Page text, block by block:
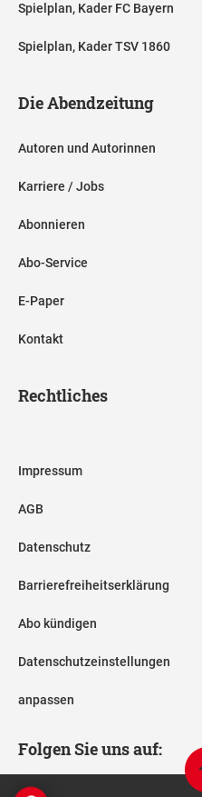
Spielplan, Kader FC Bayern
Spielplan, Kader TSV 1860
Die Abendzeitung
Autoren und Autorinnen
Karriere / Jobs
Abonnieren
Abo-Service
E-Paper
Kontakt
Rechtliches
Impressum
AGB
Datenschutz
Barrierefreiheitserklärung
Abo kündigen
Datenschutzeinstellungen
anpassen
Folgen Sie uns auf: